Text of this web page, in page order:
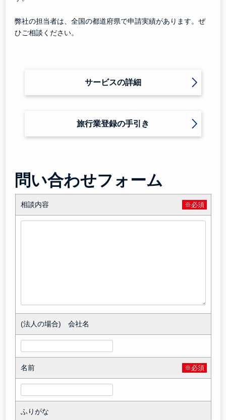
弊社の担当者は、全国の都道府県で申請実績があります。ぜ
ひご相談ください。
サービスの詳細
旅行業登録の手引き
問い合わせフォーム
相談内容 ※必須
(法人の場合) 会社名
名前 ※必須
ふりがな